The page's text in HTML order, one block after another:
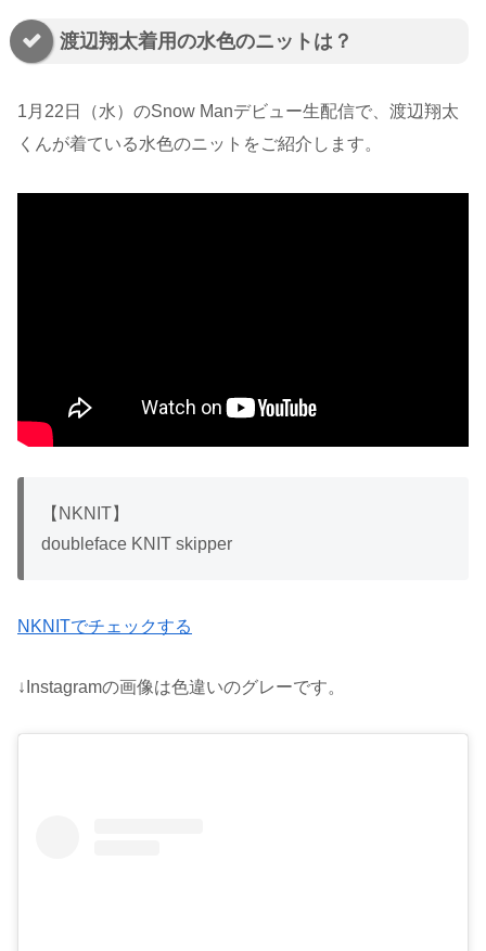
渡辺翔太着用の水色のニットは？
1月22日（水）のSnow Manデビュー生配信で、渡辺翔太
くんが着ている水色のニットをご紹介します。
【NKNIT】
doubleface KNIT skipper
NKNITでチェックする
↓Instagramの画像は色違いのグレーです。